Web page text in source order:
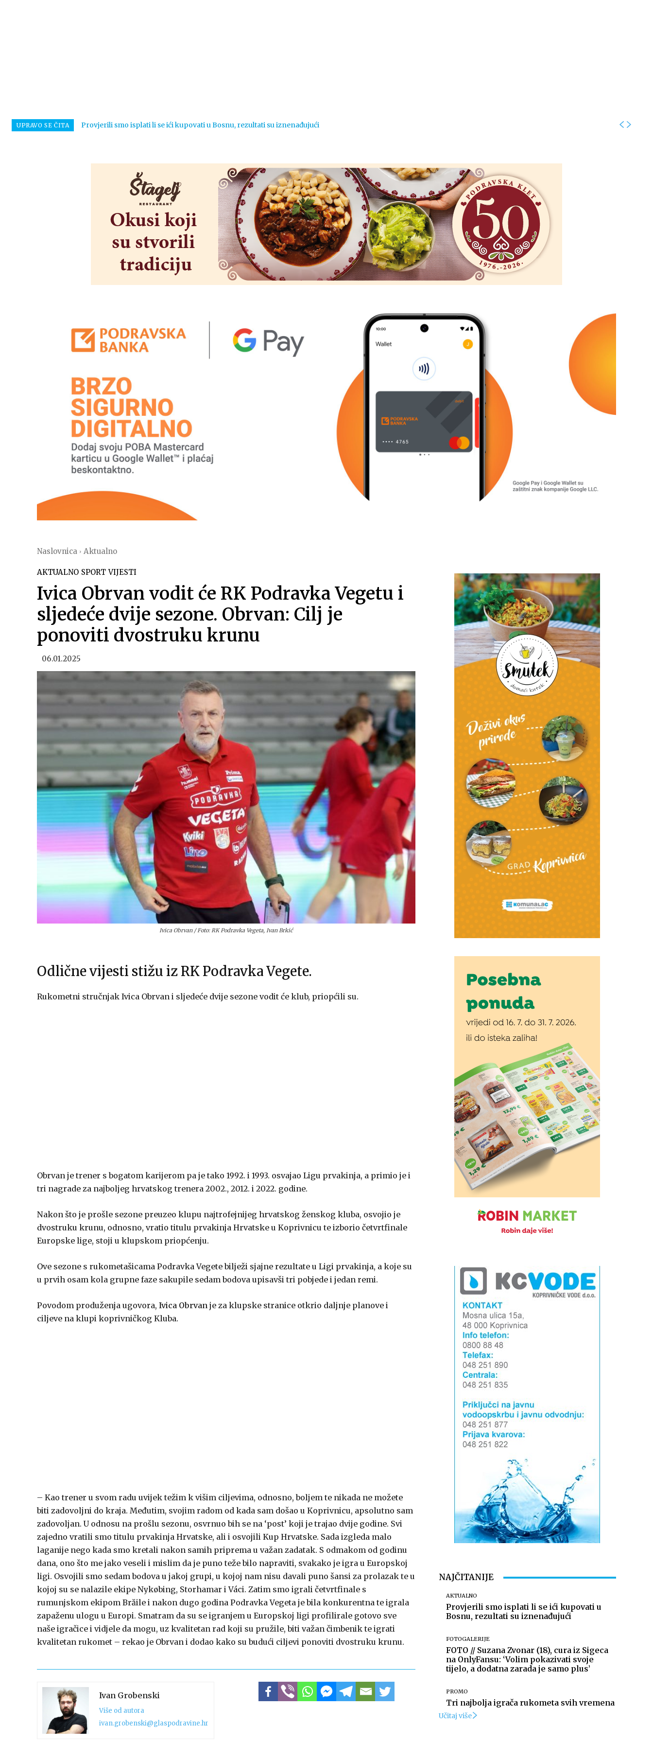
UPRAVO SE ČITA Provjerili smo isplati li se ići kupovati u Bosnu, rezultati su iznenađujući
Naslovnica Aktualno
AKTUALNO SPORT VIJESTI
Ivica Obrvan vodit će RK Podravka Vegetu i
sljedeće dvije sezone. Obrvan: Cilj je
ponoviti dvostruku krunu
06.01.2025
Ivica Obrvan / Foto: RK Podravka Vegeta, Ivan Brkić
Odlične vijesti stižu iz RK Podravka Vegete.
Rukometni stručnjak Ivica Obrvan i sljedeće dvije sezone vodit će klub, priopćili su.
Obrvan je trener s bogatom karijerom pa je tako 1992. i 1993. osvajao Ligu prvakinja, a primio je i
tri nagrade za najboljeg hrvatskog trenera 2002., 2012. i 2022. godine.
Nakon što je prošle sezone preuzeo klupu najtrofejnijeg hrvatskog ženskog kluba, osvojio je
dvostruku krunu, odnosno, vratio titulu prvakinja Hrvatske u Koprivnicu te izborio četvrtfinale
Europske lige, stoji u klupskom priopćenju.
Ove sezone s rukometašicama Podravka Vegete bilježi sjajne rezultate u Ligi prvakinja, a koje su
u prvih osam kola grupne faze sakupile sedam bodova upisavši tri pobjede i jedan remi.
Povodom produženja ugovora, Ivica Obrvan je za klupske stranice otkrio daljnje planove i
ciljeve na klupi koprivničkog Kluba.
– Kao trener u svom radu uvijek težim k višim ciljevima, odnosno, boljem te nikada ne možete
biti zadovoljni do kraja. Međutim, svojim radom od kada sam došao u Koprivnicu, apsolutno sam
zadovoljan. U odnosu na prošlu sezonu, osvrnuo bih se na ‘post’ koji je trajao dvije godine. Svi
zajedno vratili smo titulu prvakinja Hrvatske, ali i osvojili Kup Hrvatske. Sada izgleda malo
laganije nego kada smo kretali nakon samih priprema u važan zadatak. S odmakom od godinu
dana, ono što me jako veseli i mislim da je puno teže bilo napraviti, svakako je igra u Europskoj
ligi. Osvojili smo sedam bodova u jakoj grupi, u kojoj nam nisu davali puno šansi za prolazak te u
kojoj su se nalazile ekipe Nykøbing, Storhamar i Váci. Zatim smo igrali četvrtfinale s
rumunjskom ekipom Brăile i nakon dugo godina Podravka Vegeta je bila konkurentna te igrala
zapaženu ulogu u Europi. Smatram da su se igranjem u Europskoj ligi profilirale gotovo sve
naše igračice i vidjele da mogu, uz kvalitetan rad koji su pružile, biti važan čimbenik te igrati
kvalitetan rukomet – rekao je Obrvan i dodao kako su budući ciljevi ponoviti dvostruku krunu.
Ivan Grobenski
Više od autora
ivan.grobenski@glaspodravine.hr
NAJČITANIJE
AKTUALNO
Provjerili smo isplati li se ići kupovati u
Bosnu, rezultati su iznenađujući
FOTOGALERIJE
FOTO // Suzana Zvonar (18), cura iz Sigeca
na OnlyFansu: ‘Volim pokazivati svoje
tijelo, a dodatna zarada je samo plus’
PROMO
Tri najbolja igrača rukometa svih vremena
Učitaj više